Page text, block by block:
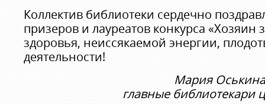
Коллектив библиотеки сердечно
призеров и лауреатов конкурса
здоровья, неиссякаемой энергии,
деятельности!
Мария
главные библиотекари